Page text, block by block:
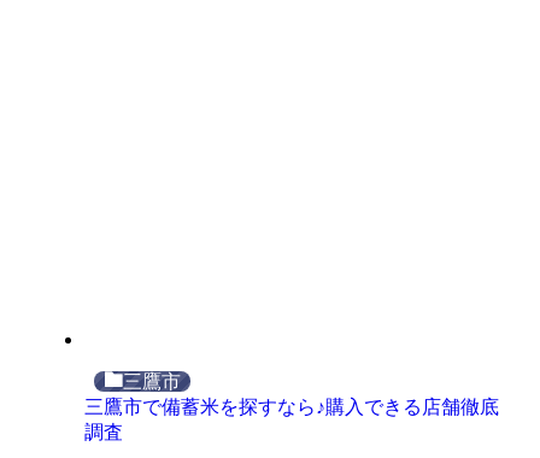
三鷹市
三鷹市で備蓄米を探すなら♪購入できる店舗徹底
調査